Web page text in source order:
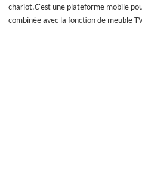
chariot.C'est une plateforme mobile
combinée avec la fonction de meuble